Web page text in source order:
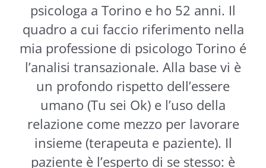
psicologa a Torino e ho 52 anni. Il
quadro a cui faccio riferimento nella
mia professione di psicologo Torino é
l’analisi transazionale. Alla base vi è
un profondo rispetto dell’essere
umano (Tu sei Ok) e l’uso della
relazione come mezzo per lavorare
insieme (terapeuta e paziente). Il
paziente è l’esperto di se stesso: è